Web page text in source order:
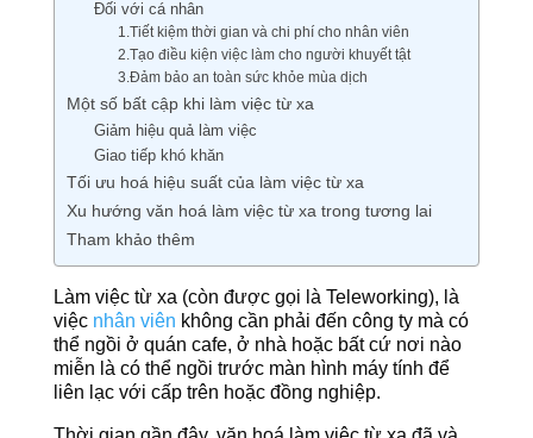
Đối với cá nhân
1.Tiết kiệm thời gian và chi phí cho nhân viên
2.Tạo điều kiện việc làm cho người khuyết tật
3.Đảm bảo an toàn sức khỏe mùa dịch
Một số bất cập khi làm việc từ xa
Giảm hiệu quả làm việc
Giao tiếp khó khăn
Tối ưu hoá hiệu suất của làm việc từ xa
Xu hướng văn hoá làm việc từ xa trong tương lai
Tham khảo thêm
Làm việc từ xa (còn được gọi là Teleworking), là
việcnhân viên không cần phải đến công ty mà có
thể ngồi ở quán cafe, ở nhà hoặc bất cứ nơi nào
miễn là có thể ngồi trước màn hình máy tính để
liên lạc với cấp trên hoặc đồng nghiệp.